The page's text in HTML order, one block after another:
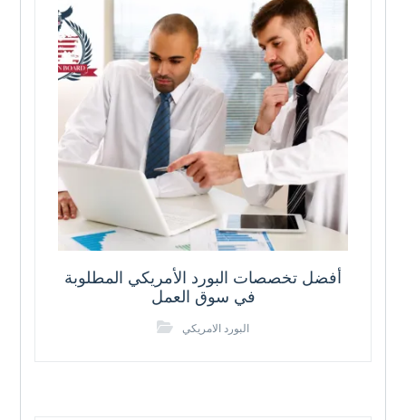
أفضل تخصصات البورد الأمريكي المطلوبة
في سوق العمل
البورد الامريكي